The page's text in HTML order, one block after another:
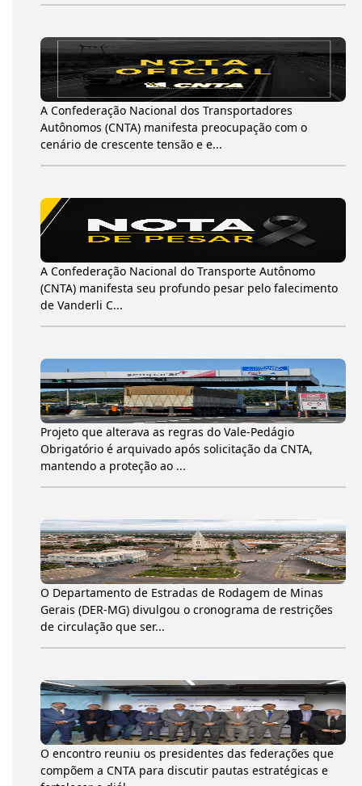
A Confederação Nacional dos Transportadores
Autônomos (CNTA) manifesta preocupação com o
cenário de crescente tensão e e...
A Confederação Nacional do Transporte Autônomo
(CNTA) manifesta seu profundo pesar pelo falecimento
de Vanderli C...
Projeto que alterava as regras do Vale-Pedágio
Obrigatório é arquivado após solicitação da CNTA,
mantendo a proteção ao ...
O Departamento de Estradas de Rodagem de Minas
Gerais (DER-MG) divulgou o cronograma de restrições
de circulação que ser...
O encontro reuniu os presidentes das federações que
compõem a CNTA para discutir pautas estratégicas e